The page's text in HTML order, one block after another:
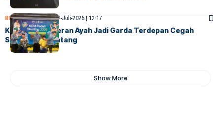
BONTANGSOCIETY12-Juli-2026 | 12:17
KDM Dorong Peran Ayah Jadi Garda Terdepan Cegah
Stunting di Bontang
Show More